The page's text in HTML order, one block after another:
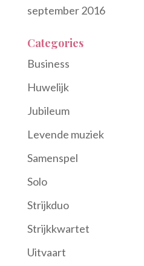
september 2016
Categories
Business
Huwelijk
Jubileum
Levende muziek
Samenspel
Solo
Strijkduo
Strijkkwartet
Uitvaart